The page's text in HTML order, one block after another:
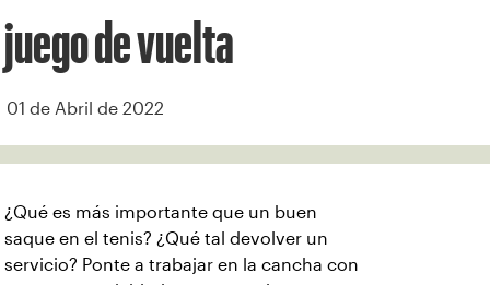
juego de vuelta
01 de Abril de 2022
¿Qué es más importante que un buen
saque en el tenis? ¿Qué tal devolver un
servicio? Ponte a trabajar en la cancha con